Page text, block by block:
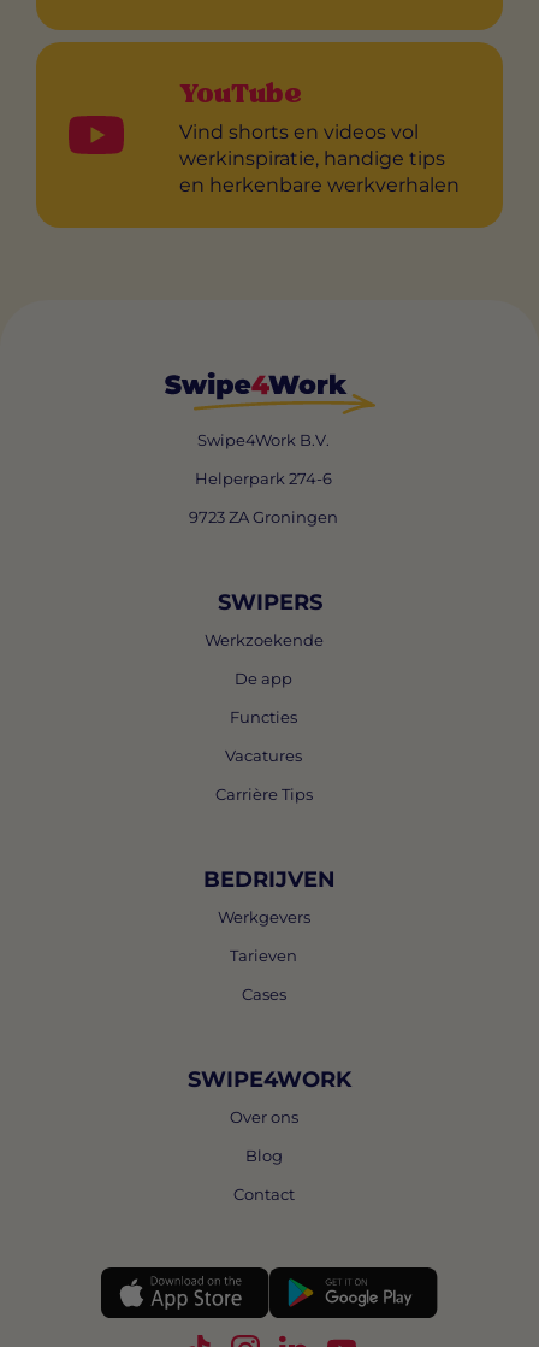
YouTube
Vind shorts en videos vol
werkinspiratie, handige tips
en herkenbare werkverhalen
Swipe4Work B.V.
Helperpark 274-6
9723 ZA Groningen
SWIPERS
Werkzoekende
De app
Functies
Vacatures
Carrière Tips
BEDRIJVEN
Werkgevers
Tarieven
Cases
SWIPE4WORK
Over ons
Blog
Contact